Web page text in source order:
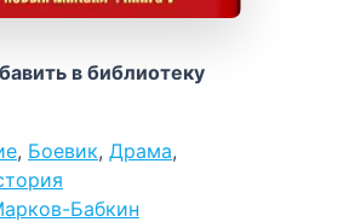
в библиотеку
, Боевик, Драма,
Бабкин